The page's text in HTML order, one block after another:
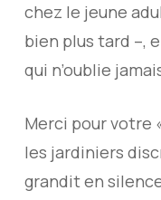
chez le jeune
bien plus tard –,
qui n’oublie
Merci pour votre
les jardiniers
grandit en